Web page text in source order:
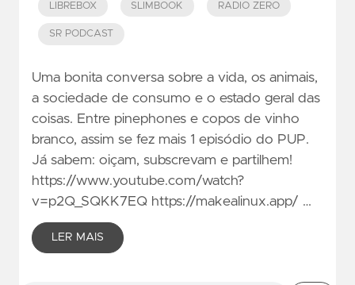
LIBREBOX SLIMBOOK RADIO ZERO
SR PODCAST
Uma bonita conversa sobre a vida, os animais,
a sociedade de consumo e o estado geral das
coisas. Entre pinephones e copos de vinho
branco, assim se fez mais 1 episódio do PUP.
Já sabem: oiçam, subscrevam e partilhem!
https://www.youtube.com/watch?
v=p2Q_SQKK7EQ https://makealinux.app/ …
LER MAIS